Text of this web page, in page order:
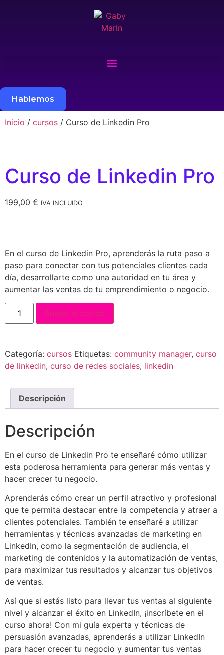
Hablemos
Inicio / cursos / Curso de Linkedin Pro
Curso de Linkedin Pro
199,00 € IVA INCLUIDO
En el curso de Linkedin Pro, aprenderás la ruta paso a
paso para conectar con tus potenciales clientes cada
día, desarrollarte como una autoridad en tu área y
aumentar las ventas de tu emprendimiento o negocio.
Añadir al carrito
Categoría: cursos Etiquetas: community manager, curso
de linkedin, curso de redes sociales, linkedin
Descripción
Descripción
En el curso de Linkedin Pro te enseñaré cómo utilizar
esta poderosa herramienta para generar más ventas y
hacer crecer tu negocio.
Aprenderás cómo crear un perfil atractivo y profesional
que te permita destacar entre la competencia y atraer a
clientes potenciales. También te enseñaré a utilizar
herramientas y técnicas avanzadas de marketing en
LinkedIn, como la segmentación de audiencia, el
marketing de contenidos y la automatización de ventas,
para maximizar tus resultados y alcanzar tus objetivos
de ventas.
Así que si estás listo para llevar tus ventas al siguiente
nivel y alcanzar el éxito en LinkedIn, ¡inscríbete en el
curso ahora! Con mi guía experta y técnicas de
persuasión avanzadas, aprenderás a utilizar LinkedIn
para hacer crecer tu negocio y aumentar tus ventas